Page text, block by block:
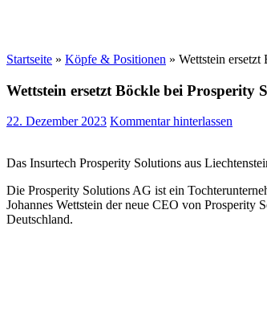
Startseite » Köpfe & Positionen » Wettstein
Wettstein ersetzt Böckle bei Prosperity
22. Dezember 2023 Kommentar hinterlassen
Das Insurtech Prosperity Solutions aus
Die Prosperity Solutions AG ist ein
Johannes Wettstein der neue CEO von
Deutschland.